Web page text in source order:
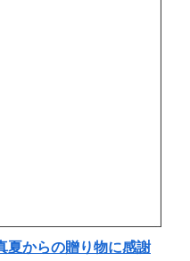
夏からの贈り物に感謝